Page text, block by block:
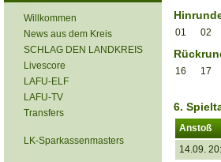
Willkommen
News aus dem Kreis
SCHLAG DEN LANDKREIS
Livescore
LAFU-ELF
LAFU-TV
Transfers
LK-Sparkassenmasters
01 02
16 17
6.
Anstoß
14.09.